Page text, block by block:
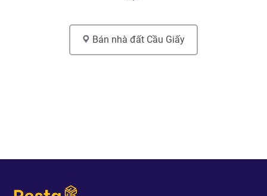
Bán nhà đất Cầu Giấy